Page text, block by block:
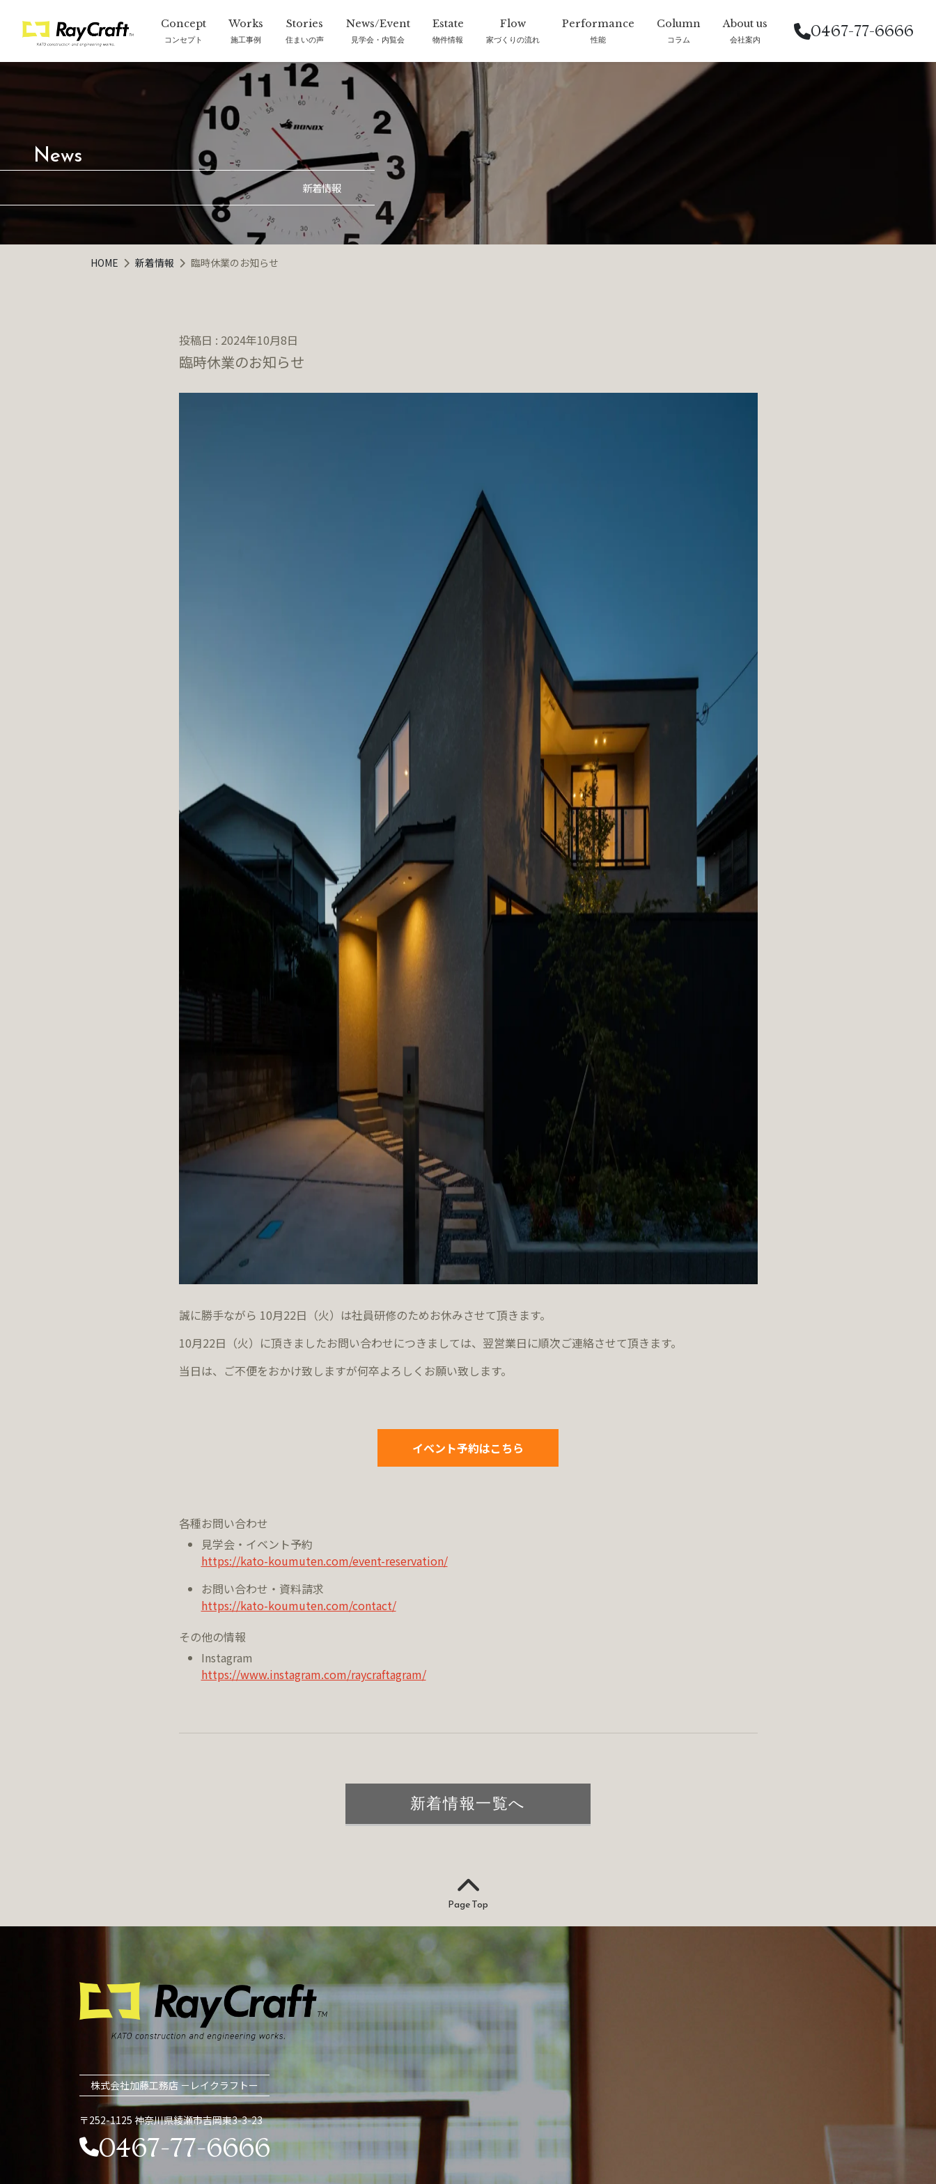
コンセプト 施工事例 住まいの声 見学会・内覧会 物件情報 家づくりの流れ 性能 コラム 会社案内 0467-77-6666
新着情報
HOME 新着情報 臨時休業のお知らせ
投稿日 : 2024年10月8日
臨時休業のお知らせ
誠に勝手ながら 10月22日（火）は社員研修のためお休みさせて頂きます。
10月22日（火）に頂きましたお問い合わせにつきましては、翌営業日に順次ご連絡させて頂きます。
当日は、ご不便をおかけ致しますが何卒よろしくお願い致します。
イベント予約はこちら
各種お問い合わせ
見学会・イベント予約
https://kato-koumuten.com/event-reservation/
お問い合わせ・資料請求
https://kato-koumuten.com/contact/
その他の情報
Instagram
https://www.instagram.com/raycraftagram/
新着情報一覧へ
Page Top
株式会社加藤工務店 －レイクラフトー
〒252-1125 神奈川県綾瀬市吉岡東3-3-23
0467-77-6666